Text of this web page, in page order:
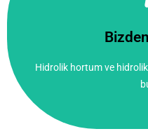
Hidrolik hortum ve